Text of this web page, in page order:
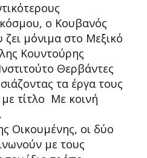
ο Κουβανός
μόνιμα στο Μεξικό
Κουντούρης
Θερβάντες
τα έργα τους
τίτλο Με κοινή
Οικουμένης, οι δύο
με τους